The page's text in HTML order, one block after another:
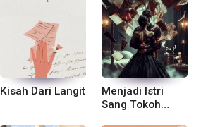
Kisah Dari Langit
Menjadi Istri
Sang Tokoh